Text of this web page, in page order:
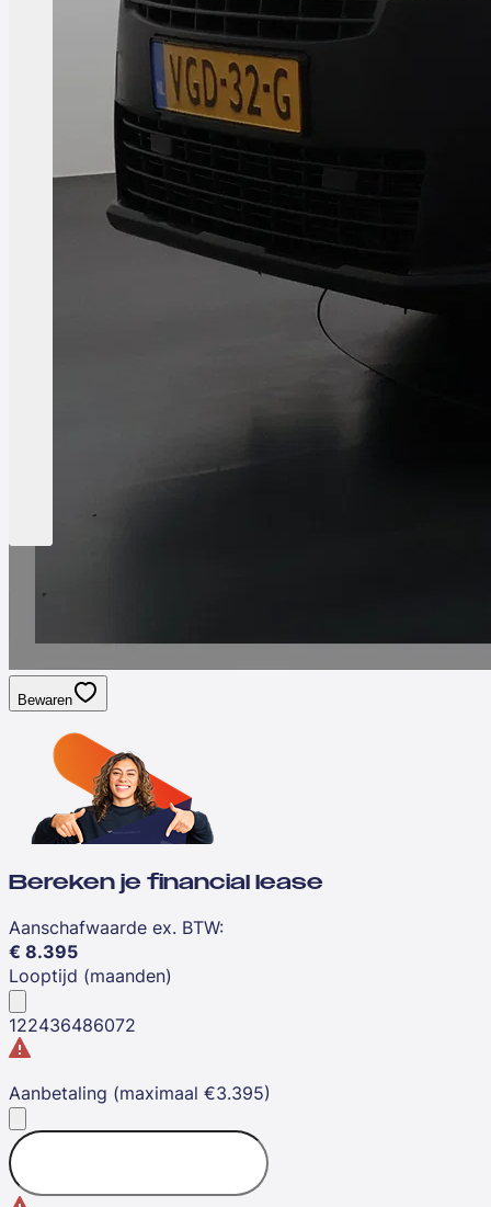
Bewaren
Bereken je financial lease
Aanschafwaarde ex. BTW:
€ 8.395
Looptijd (maanden)
122436486072
Aanbetaling (maximaal €3.395)